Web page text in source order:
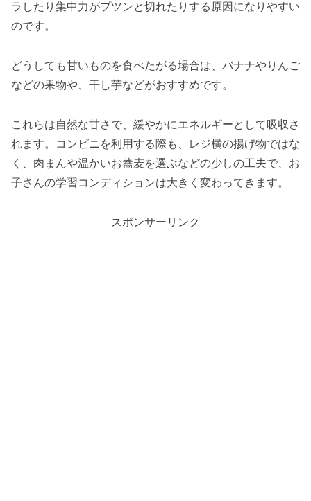
ラしたり集中力がプツンと切れたりする原因になりやすい
のです。
どうしても甘いものを食べたがる場合は、バナナやりんご
などの果物や、干し芋などがおすすめです。
これらは自然な甘さで、緩やかにエネルギーとして吸収さ
れます。コンビニを利用する際も、レジ横の揚げ物ではな
く、肉まんや温かいお蕎麦を選ぶなどの少しの工夫で、お
子さんの学習コンディションは大きく変わってきます。
スポンサーリンク